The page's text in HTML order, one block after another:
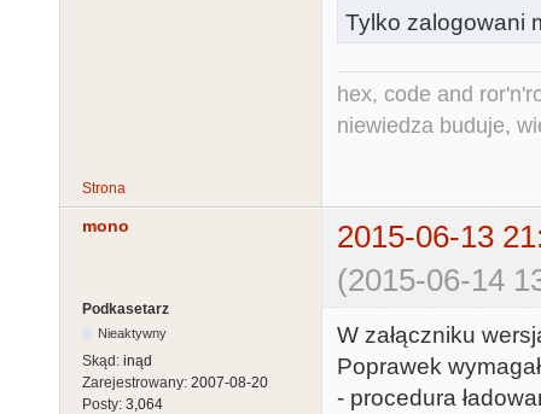
Tylko zalogowani
hex, code and
niewiedza buduje,
Strona
mono
2015-06-13
(2015-06-14
Podkasetarz
Nieaktywny
Skąd: inąd
Zarejestrowany: 2007-08-20
Posty: 3,064
W załączniku
Poprawek
- procedura